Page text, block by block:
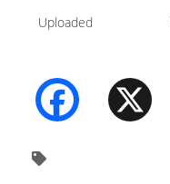
Uploaded
Facebook